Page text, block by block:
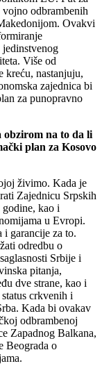
odbrambenih
Ovakvi
Više od
kreću, nastanjuju,
zajednica bi
za punopravno
obzirom na to da li
plan za Kosovo
živimo. Kada je
Zajednicu Srpskih
godine, kao i
u Evropi.
i garancije za to.
odredbu o
Srbije i
pitanja,
dve strane, kao i
crkvenih i
Kada bi ovakav
odbrambenoj
Zapadnog Balkana,
Beograda o